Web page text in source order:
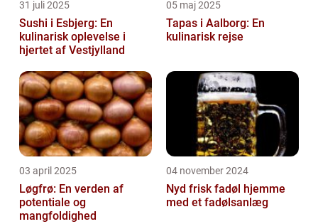
31 juli 2025
Sushi i Esbjerg: En
kulinarisk oplevelse i
hjertet af Vestjylland
05 maj 2025
Tapas i Aalborg: En
kulinarisk rejse
03 april 2025
Løgfrø: En verden af
potentiale og
mangfoldighed
04 november 2024
Nyd frisk fadøl hjemme
med et fadølsanlæg